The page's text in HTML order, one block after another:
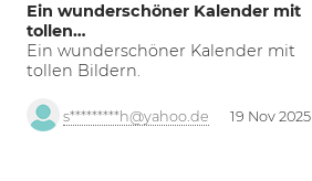
Ein wunderschöner Kalender mit
tollen…
Ein wunderschöner Kalender mit
tollen Bildern.
s*********h@yahoo.de 19 Nov 2025